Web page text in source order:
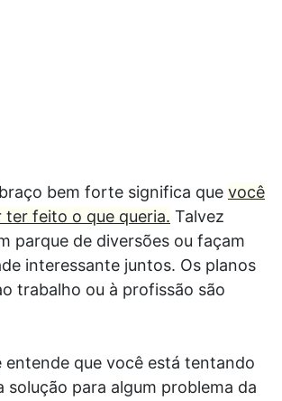
bem forte significa que você
feito o que queria. Talvez
parque de diversões ou façam
interessante juntos. Os planos
trabalho ou à profissão são
entende que você está tentando
solução para algum problema da